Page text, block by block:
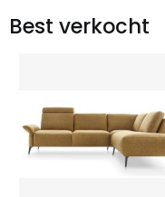
Best verkocht